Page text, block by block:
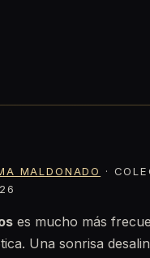
MALDONADO
·
es mucho más
Una sonrisa